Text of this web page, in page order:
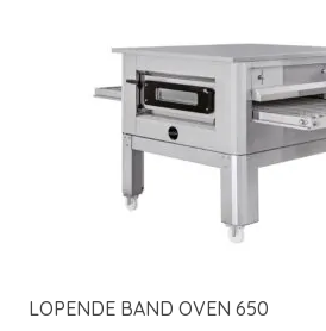
LOPENDE BAND OVEN 650